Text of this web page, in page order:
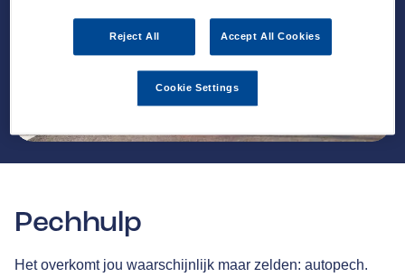
Pechhulp
Het overkomt jou waarschijnlijk maar zelden: autopech.
Reject All Accept All Cookies
Cookie Settings